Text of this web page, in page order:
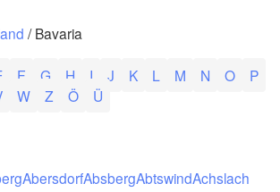
/ Bavaria
F G H I J K L M N O
P
W Z Ö Ü
AbersdorfAbsbergAbtswindAchslach
Los Angeles
Las Vegas